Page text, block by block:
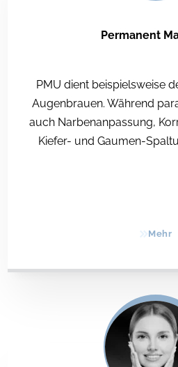
Permanent
PMU dient beispielsweise
Augenbrauen. Während
auch Narbenanpassung,
Kiefer- und Gaumen-
Mehr